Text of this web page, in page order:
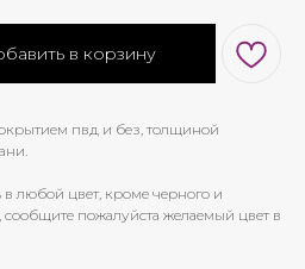
в корзину
пвд и без, толщиной
любой цвет, кроме черного и
пожалуйста желаемый цвет в